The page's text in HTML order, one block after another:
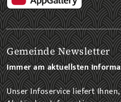
Gemeinde Newsletter
Immer am aktuellsten
Unser Infoservice liefert